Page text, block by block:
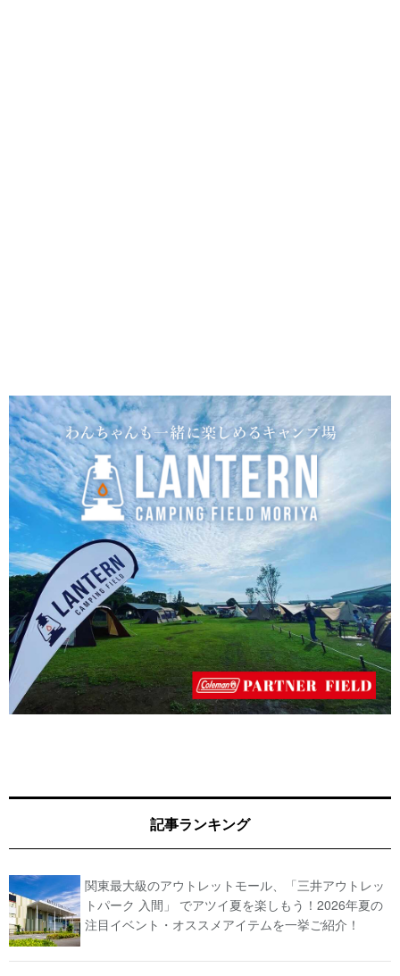
記事ランキング
関東最大級のアウトレットモール、「三井アウトレッ
トパーク 入間」 でアツイ夏を楽しもう！2026年夏の
注目イベント・オススメアイテムを一挙ご紹介！